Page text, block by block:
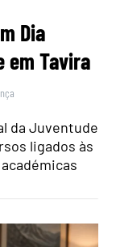
Dia
em Tavira
da Juventude
ligados às